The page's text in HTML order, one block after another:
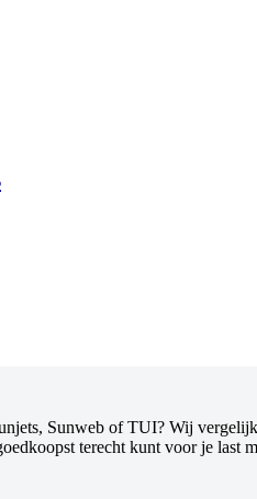
Sunweb of TUI? Wij
terecht kunt voor je last